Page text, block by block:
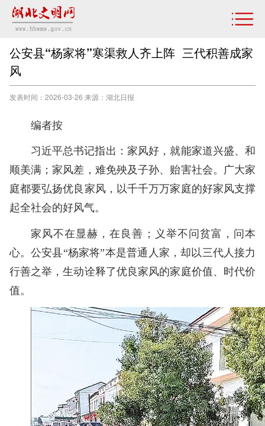
公安县“杨家将”寒渠救人齐上阵 三代积善成家
风
发表时间：2026-03-26 来源：湖北日报
编者按
习近平总书记指出：家风好，就能家道兴盛、和
顺美满；家风差，难免殃及子孙、贻害社会。广大家
庭都要弘扬优良家风，以千千万万家庭的好家风支撑
起全社会的好风气。
家风不在显赫，在良善；义举不问贫富，问本
心。公安县“杨家将”本是普通人家，却以三代人接力
行善之举，生动诠释了优良家风的家庭价值、时代价
值。